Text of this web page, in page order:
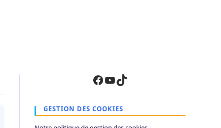
Facebook
YouTube
TikTok
GESTION DES COOKIES